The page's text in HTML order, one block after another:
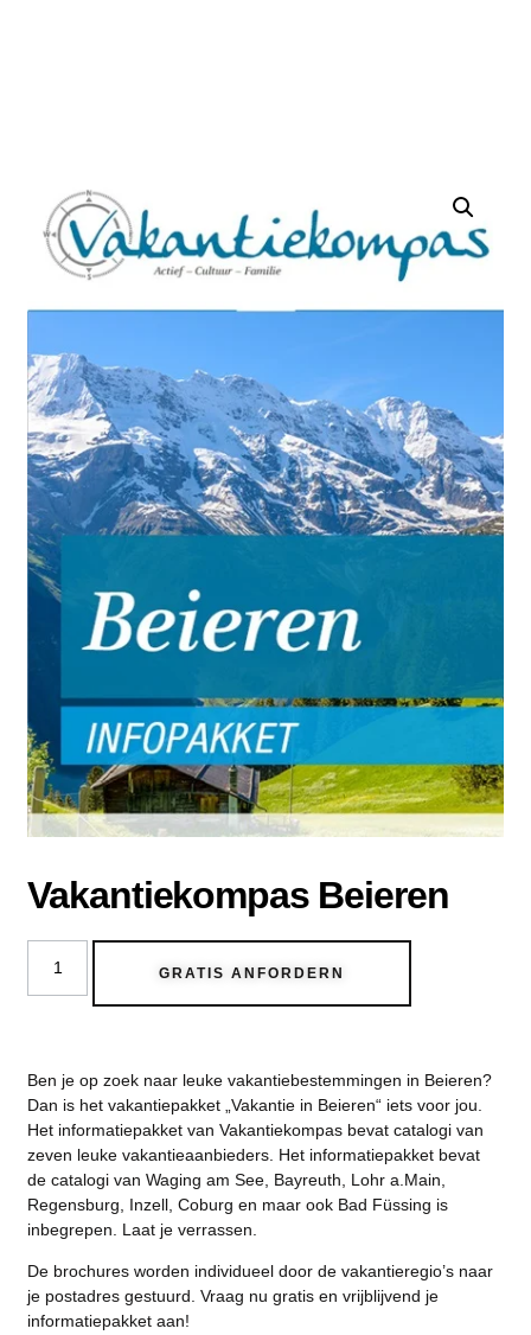
Vakantiekompas Beieren
GRATIS ANFORDERN
Ben je op zoek naar leuke vakantiebestemmingen in Beieren?
Dan is het vakantiepakket „Vakantie in Beieren“ iets voor jou.
Het informatiepakket van Vakantiekompas bevat catalogi van
zeven leuke vakantieaanbieders. Het informatiepakket bevat
de catalogi van Waging am See, Bayreuth, Lohr a.Main,
Regensburg, Inzell, Coburg en maar ook Bad Füssing is
inbegrepen. Laat je verrassen.
De brochures worden individueel door de vakantieregio’s naar
je postadres gestuurd. Vraag nu gratis en vrijblijvend je
informatiepakket aan!